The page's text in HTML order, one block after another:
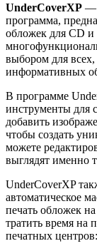
UnderCoverXP —
программа,
обложек для CD и
выбором для
информативных
В программе
инструменты для
добавить
чтобы создать
можете
выглядят именно
UnderCoverXP
автоматическое
печать обложек
тратить время на
печатных